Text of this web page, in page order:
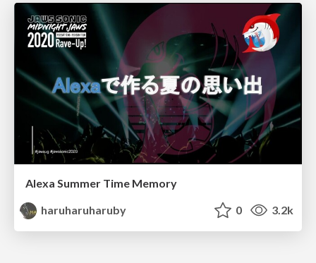
Alexa Summer Time Memory
haruharuharuby
0 3.2k